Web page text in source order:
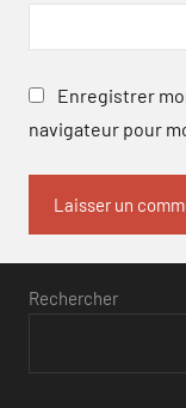
Enregistrer
navigateur pour
Rechercher